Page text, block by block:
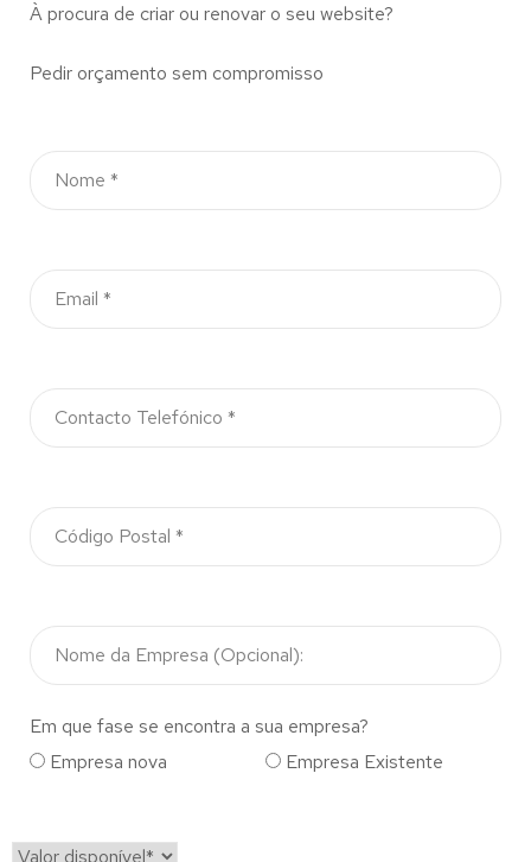
À procura de criar ou renovar o seu website?
Pedir orçamento sem compromisso
Em que fase se encontra a sua empresa?
Empresa nova
Empresa Existente